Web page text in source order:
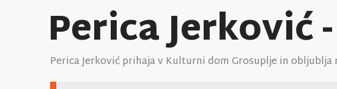
Perica Jerković
Perica Jerković prihaja v Kulturni dom Grosuplje in obljublja